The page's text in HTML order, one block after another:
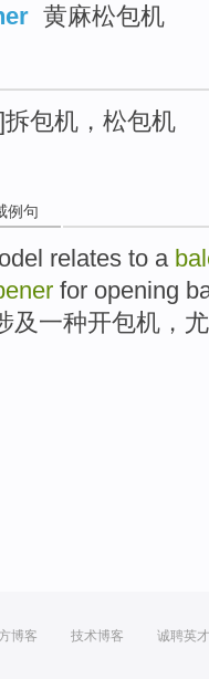
黄麻松包机
包机，松包机
例句
relates to a
for opening
及 一种开包机 ，
博客 技术博客 诚聘英才